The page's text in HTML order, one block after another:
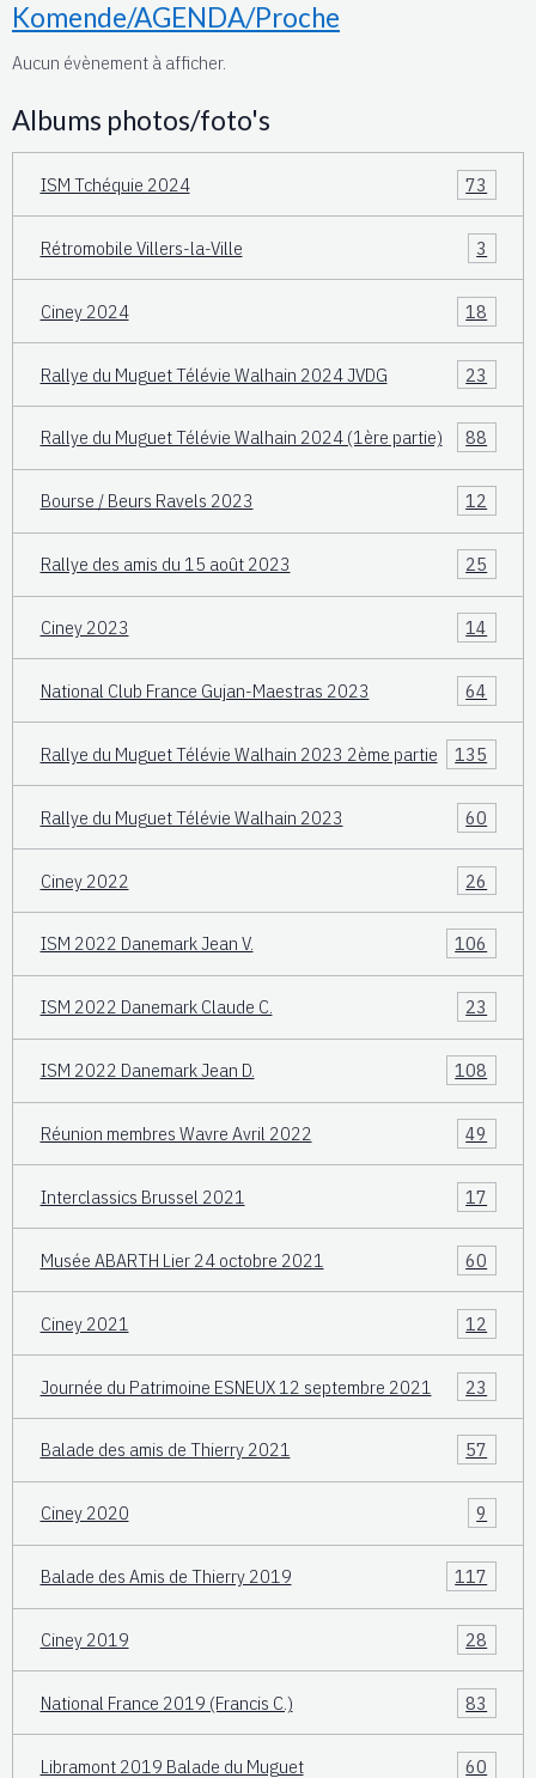
Komende/AGENDA/Proche
Aucun évènement à afficher.
Albums photos/foto's
ISM Tchéquie 2024 73
Rétromobile Villers-la-Ville 3
Ciney 2024 18
Rallye du Muguet Télévie Walhain 2024 JVDG 23
Rallye du Muguet Télévie Walhain 2024 (1ère partie) 88
Bourse / Beurs Ravels 2023 12
Rallye des amis du 15 août 2023 25
Ciney 2023 14
National Club France Gujan-Maestras 2023 64
Rallye du Muguet Télévie Walhain 2023 2ème partie 135
Rallye du Muguet Télévie Walhain 2023 60
Ciney 2022 26
ISM 2022 Danemark Jean V. 106
ISM 2022 Danemark Claude C. 23
ISM 2022 Danemark Jean D. 108
Réunion membres Wavre Avril 2022 49
Interclassics Brussel 2021 17
Musée ABARTH Lier 24 octobre 2021 60
Ciney 2021 12
Journée du Patrimoine ESNEUX 12 septembre 2021 23
Balade des amis de Thierry 2021 57
Ciney 2020 9
Balade des Amis de Thierry 2019 117
Ciney 2019 28
National France 2019 (Francis C.) 83
Libramont 2019 Balade du Muguet 60